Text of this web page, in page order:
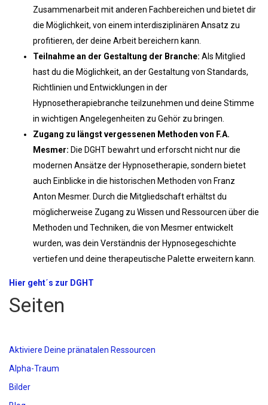
Zusammenarbeit mit anderen Fachbereichen und bietet dir
die Möglichkeit, von einem interdisziplinären Ansatz zu
profitieren, der deine Arbeit bereichern kann.
Teilnahme an der Gestaltung der Branche: Als Mitglied
hast du die Möglichkeit, an der Gestaltung von Standards,
Richtlinien und Entwicklungen in der
Hypnosetherapiebranche teilzunehmen und deine Stimme
in wichtigen Angelegenheiten zu Gehör zu bringen.
Zugang zu längst vergessenen Methoden von F.A.
Mesmer: Die DGHT bewahrt und erforscht nicht nur die
modernen Ansätze der Hypnosetherapie, sondern bietet
auch Einblicke in die historischen Methoden von Franz
Anton Mesmer. Durch die Mitgliedschaft erhältst du
möglicherweise Zugang zu Wissen und Ressourcen über die
Methoden und Techniken, die von Mesmer entwickelt
wurden, was dein Verständnis der Hypnosegeschichte
vertiefen und deine therapeutische Palette erweitern kann.
Hier geht´s zur DGHT
Seiten
Aktiviere Deine pränatalen Ressourcen
Alpha-Traum
Bilder